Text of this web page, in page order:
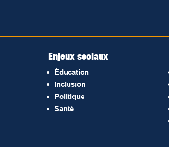
Enjeux sociaux
Éducation
Inclusion
Politique
Santé